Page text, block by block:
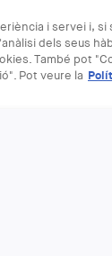
i servei i, si
dels seus
També pot
Pot veure la